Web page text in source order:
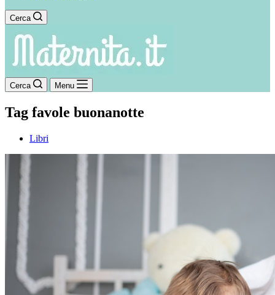
Cerca
Cerca Menu
Tag favole buonanotte
Libri